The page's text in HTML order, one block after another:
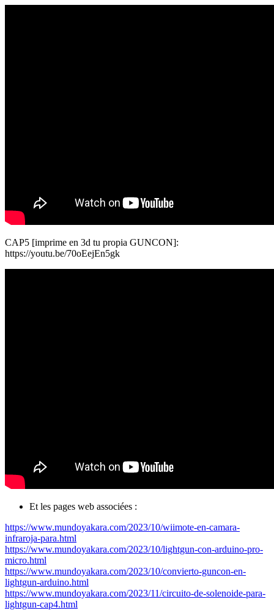
CAP5 [imprime en 3d tu propia GUNCON]:
https://youtu.be/70oEejEn5gk
Et les pages web associées :
https://www.mundoyakara.com/2023/10/wiimote-en-camara-
infraroja-para.html
https://www.mundoyakara.com/2023/10/lightgun-con-arduino-pro-
micro.html
https://www.mundoyakara.com/2023/10/convierto-guncon-en-
lightgun-arduino.html
https://www.mundoyakara.com/2023/11/circuito-de-solenoide-para-
lightgun-cap4.html